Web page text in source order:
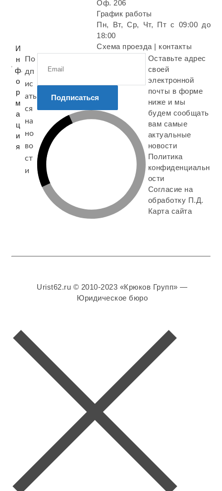
Оф. 206
График работы
Пн, Вт, Ср, Чт, Пт с 09:00 до
18:00
Схема проезда | контакты
И
н
ф
о
р
м
а
ц
и
я
По
дп
ис
ать
ся
на
но
во
ст
и
Подписаться
Оставьте адрес
своей
электронной
почты в форме
ниже и мы
будем сообщать
вам самые
актуальные
новости
Политика
конфиденциальн
ости
Согласие на
обработку П.Д.
Карта сайта
Urist62.ru © 2010-2023 «Крюков Групп» —
Юридическое бюро